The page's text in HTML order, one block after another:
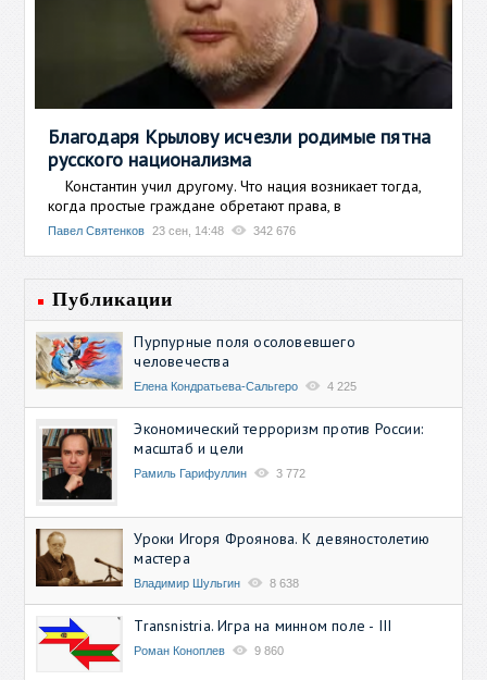
Благодаря Крылову исчезли родимые пятна
русского национализма
Константин учил другому. Что нация возникает тогда,
когда простые граждане обретают права, в
Павел Святенков 23 сен, 14:48 342 676
Публикации
Пурпурные поля осоловевшего
человечества
Елена Кондратьева-Сальгеро 4 225
Экономический терроризм против России:
масштаб и цели
Рамиль Гарифуллин 3 772
Уроки Игоря Фроянова. К девяностолетию
мастера
Владимир Шульгин 8 638
Transnistria. Игра на минном поле - III
Роман Коноплев 9 860